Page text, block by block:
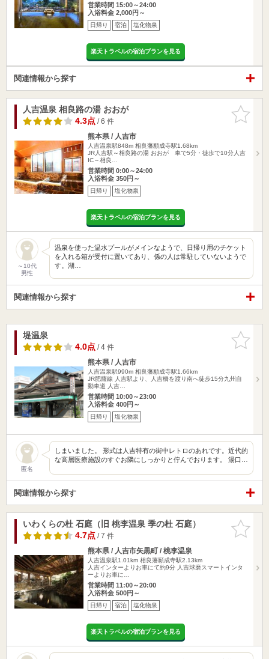
営業時間 15:00～24:00
入浴料金 2,000円～
日帰り 宿泊 塩化物泉
楽天トラベルの宿泊プランを見る
関連情報から探す
お気に入
りに追加
人吉温泉 相良路の湯 おおが
4.3点/ 6 件
熊本県 / 人吉市
人吉温泉駅848m 相良藩願成寺駅1.68km
JR人吉駅～相良路の湯 おおが 車で5分・徒歩で10分人吉
IC～相良…
営業時間 0:00～24:00
入浴料金 350円～
日帰り 塩化物泉
楽天トラベルの宿泊プランを見る
～10代
男性
温泉を使った温水プールがメインなようで、日帰り用のチケット
を入れる箱が受付に置いてあり、係の人は常駐していないようで
す。湖…
関連情報から探す
お気に入
りに追加
堤温泉
4.0点/ 4 件
熊本県 / 人吉市
人吉温泉駅990m 相良藩願成寺駅1.66km
JR肥薩線 人吉駅より、人吉橋を渡り南へ徒歩15分九州自
動車道 人吉…
営業時間 10:00～23:00
入浴料金 400円～
日帰り 塩化物泉
匿名
しまいました。 形式は人吉特有の街中レトロのあれです。近代的
な高層医療施設のすぐお隣にしっかりと佇んでおります。 湯口…
関連情報から探す
お気に入
りに追加
いわくらの杜 石庭（旧 桃李温泉 季の杜 石庭）
4.7点/ 7 件
熊本県 / 人吉市矢黒町 / 桃李温泉
人吉温泉駅1.01km 相良藩願成寺駅2.13km
人吉インターよりお車にて約9分 人吉球磨スマートインタ
ーよりお車に…
営業時間 11:00～20:00
入浴料金 500円～
日帰り 宿泊 塩化物泉
楽天トラベルの宿泊プランを見る